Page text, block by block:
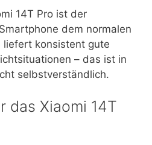
14T Pro ist der
dem normalen
liefert konsistent gute
– das ist in
selbstverständlich.
das Xiaomi 14T